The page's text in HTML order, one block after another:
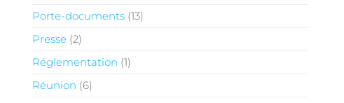
Porte-documents(13)
Presse(2)
Réglementation (1)
Réunion (6)